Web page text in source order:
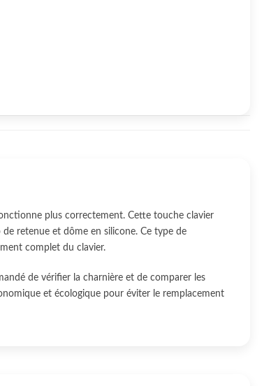
plus correctement. Cette touche clavier
retenue et dôme en silicone. Ce type de
complet du clavier.
de vérifier la charnière et de comparer les
et écologique pour éviter le remplacement